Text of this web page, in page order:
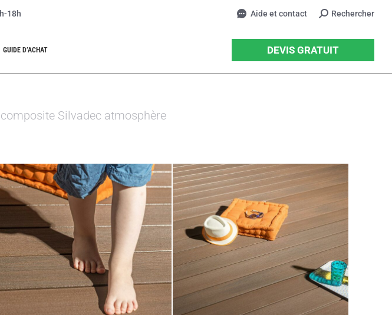
18h Aide et contact
Recherche
Rechercher
GUIDE D’ACHAT DEVIS GRATUIT
Silvadec atmosphère